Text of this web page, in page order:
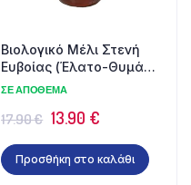
Βιολογικό Μέλι Στενή
Ευβοίας (Έλατο-Θυμάρι)
1kg
ΣΕ ΑΠΌΘΕΜΑ
17.90€ Original
price
was:
13.90 €Η
τρέχουσα
τιμή
Προσθήκη στο καλάθι